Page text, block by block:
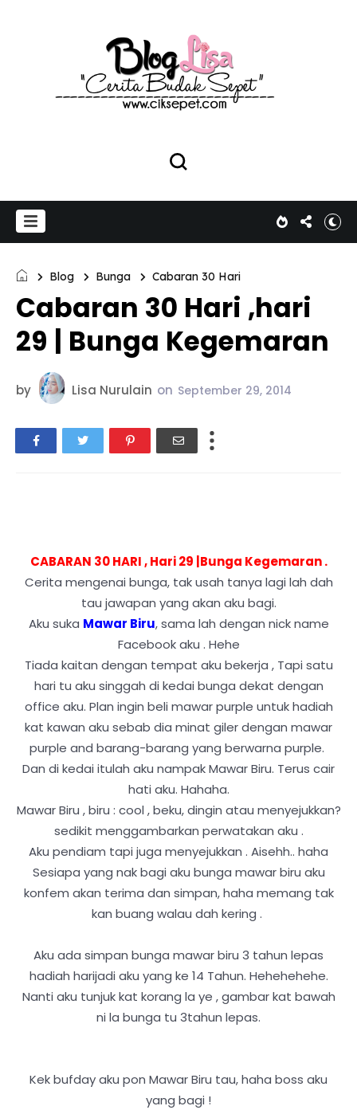
Blog Bunga Cabaran 30 Hari
Cabaran 30 Hari ,hari
29 | Bunga Kegemaran
by Lisa Nurulain on September 29, 2014
CABARAN 30 HARI , Hari 29 |Bunga Kegemaran .
Cerita mengenai bunga, tak usah tanya lagi lah dah
tau jawapan yang akan aku bagi.
Aku suka Mawar Biru, sama lah dengan nick name
Facebook aku . Hehe
Tiada kaitan dengan tempat aku bekerja , Tapi satu
hari tu aku singgah di kedai bunga dekat dengan
office aku. Plan ingin beli mawar purple untuk hadiah
kat kawan aku sebab dia minat giler dengan mawar
purple and barang-barang yang berwarna purple.
Dan di kedai itulah aku nampak Mawar Biru. Terus cair
hati aku. Hahaha.
Mawar Biru , biru : cool , beku, dingin atau menyejukkan?
sedikit menggambarkan perwatakan aku .
Aku pendiam tapi juga menyejukkan . Aisehh.. haha
Sesiapa yang nak bagi aku bunga mawar biru aku
konfem akan terima dan simpan, haha memang tak
kan buang walau dah kering .
Aku ada simpan bunga mawar biru 3 tahun lepas
hadiah harijadi aku yang ke 14 Tahun. Hehehehehe.
Nanti aku tunjuk kat korang la ye , gambar kat bawah
ni la bunga tu 3tahun lepas.
Kek bufday aku pon Mawar Biru tau, haha boss aku
yang bagi !